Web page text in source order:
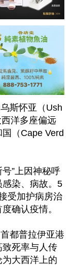
斯怀亚（Ush
洋多座偏远
（Cape Verd
”上因神秘呼
染、病故。5
受加护病房治
确认疫情。
都普拉伊亚港
死率与人传
大西洋上的